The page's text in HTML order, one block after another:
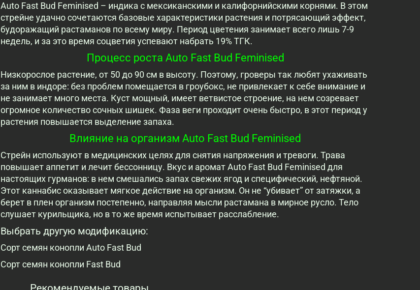
Auto Fast Bud Feminised – индика с мексиканскими и калифорнийскими корнями. В этом
стрейне удачно сочетаются базовые характеристики растения и потрясающий эффект,
будоражащий растаманов по всему миру. Период цветения занимает всего лишь 7-9
недель, и за это время соцветия успевают набрать 19% ТГК.
Процесс роста Auto Fast Bud Feminised
Низкорослое растение, от 50 до 90 см в высоту. Поэтому, гроверы так любят ухаживать
за ним в индоре: без проблем помещается в гроубокс, не привлекает к себе внимание и
не занимает много места. Куст мощный, имеет ветвистое строение, на нем созревает
огромное количество сочных шишек. Фаза веги проходит очень быстро, в этот период у
растения повышается выделение запаха.
Влияние на организм Auto Fast Bud Feminised
Стрейн используют в медицинских целях для снятия напряжения и тревоги. Трава
повышает аппетит и лечит бессонницу. Вкус и аромат Auto Fast Bud Feminised для
настоящих гурманов: в нем смешались запах свежих ягод и специфический, нефтяной.
Этот каннабис оказывает мягкое действие на организм. Он не “убивает” от затяжки, а
берет в плен организм постепенно, направляя мысли растамана в мирное русло. Тело
слушает курильщика, но в то же время испытывает расслабление.
Выбрать другую модификацию:
Сорт семян конопли Auto Fast Bud
Сорт семян конопли Fast Bud